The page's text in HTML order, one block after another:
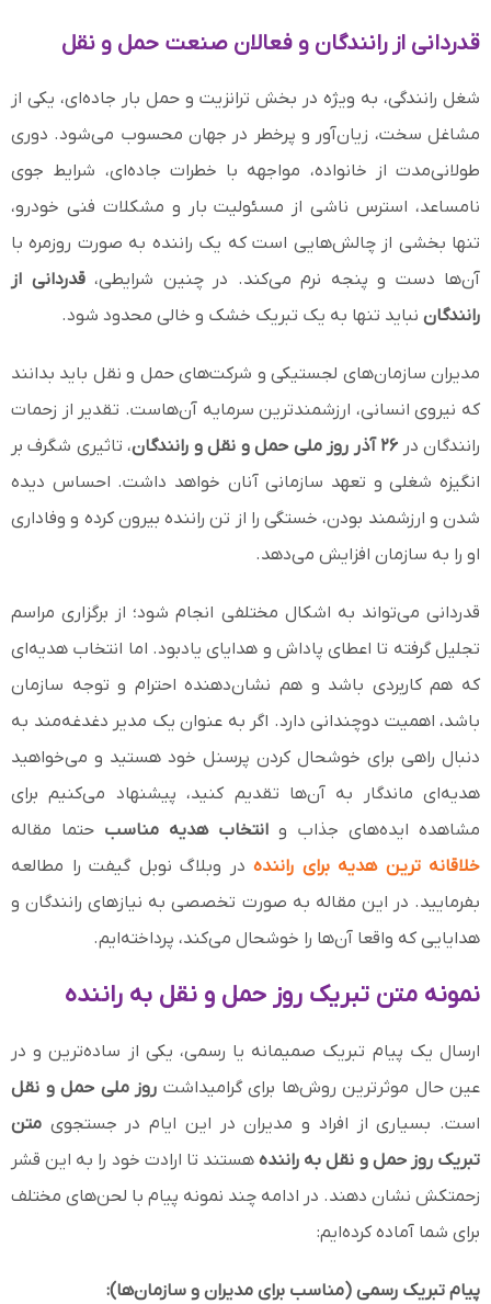
قدردانی از رانندگان و فعالان صنعت حمل و نقل
شغل رانندگی، به ویژه در بخش ترانزیت و حمل بار جاده‌ای، یکی از
مشاغل سخت، زیان‌آور و پرخطر در جهان محسوب می‌شود. دوری
طولانی‌مدت از خانواده، مواجهه با خطرات جاده‌ای، شرایط جوی
نامساعد، استرس ناشی از مسئولیت بار و مشکلات فنی خودرو،
تنها بخشی از چالش‌هایی است که یک راننده به صورت روزمره با
آن‌ها دست‌ و پنجه نرم می‌کند. در چنین شرایطی،قدردانی از
رانندگان نباید تنها به یک تبریک خشک و خالی محدود شود.
مدیران سازمان‌های لجستیکی و شرکت‌های حمل و نقل باید بدانند
که نیروی انسانی، ارزشمندترین سرمایه آن‌هاست. تقدیر از زحمات
رانندگان در ۲۶ آذر روز ملی حمل و نقل و رانندگان
، تاثیری شگرف بر
انگیزه شغلی و تعهد سازمانی آنان خواهد داشت. احساس دیده
شدن و ارزشمند بودن، خستگی را از تن راننده بیرون کرده و وفاداری
او را به سازمان افزایش می‌دهد.
قدردانی می‌تواند به اشکال مختلفی انجام شود؛ از برگزاری مراسم
تجلیل گرفته تا اعطای پاداش و هدایای یادبود. اما انتخاب هدیه‌ای
که هم کاربردی باشد و هم نشان‌دهنده احترام و توجه سازمان
باشد، اهمیت دوچندانی دارد. اگر به عنوان یک مدیر دغدغه‌مند به
دنبال راهی برای خوشحال کردن پرسنل خود هستید و می‌خواهید
هدیه‌ای ماندگار به آن‌ها تقدیم کنید، پیشنهاد می‌کنیم برای
مشاهده ایده‌های جذاب و انتخاب هدیه مناسب حتما مقاله
خلاقانه ترین هدیه برای راننده در وبلاگ نوبل گیفت را مطالعه
بفرمایید. در این مقاله به صورت تخصصی به نیازهای رانندگان و
هدایایی که واقعا آن‌ها را خوشحال می‌کند، پرداخته‌ایم.
نمونه متن تبریک روز حمل و نقل به راننده
ارسال یک پیام تبریک صمیمانه یا رسمی، یکی از ساده‌ترین و در
عین حال موثرترین روش‌ها برای گرامیداشت روز ملی حمل و نقل
است. بسیاری از افراد و مدیران در این ایام در جستجوی متن
تبریک روز حمل و نقل به رانندههستند تا ارادت خود را به این قشر
زحمتکش نشان دهند. در ادامه چند نمونه پیام با لحن‌های مختلف
برای شما آماده کرده‌ایم:
پیام تبریک رسمی (مناسب برای مدیران و سازمان‌ها):